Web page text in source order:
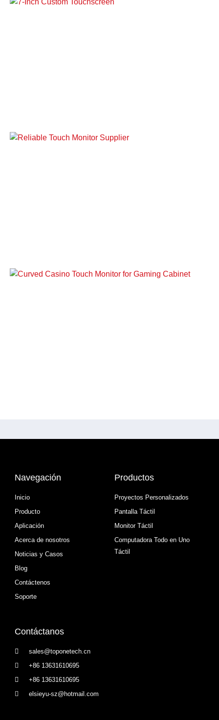
Navegación
Inicio
Producto
Aplicación
Acerca de nosotros
Noticias y Casos
Blog
Contáctenos
Soporte
Productos
Proyectos Personalizados
Pantalla Táctil
Monitor Táctil
Computadora Todo en Uno
Táctil
Contáctanos
sales@toponetech.cn
+86 13631610695
+86 13631610695
elsieyu-sz@hotmail.com